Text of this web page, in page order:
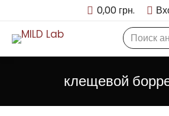
0,00 грн.
Search:
клещевой